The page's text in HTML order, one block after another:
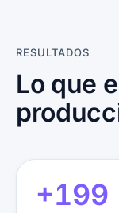
RESULTADOS
Lo que
+61